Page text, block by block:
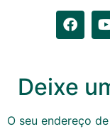
Deixe
O seu endereço